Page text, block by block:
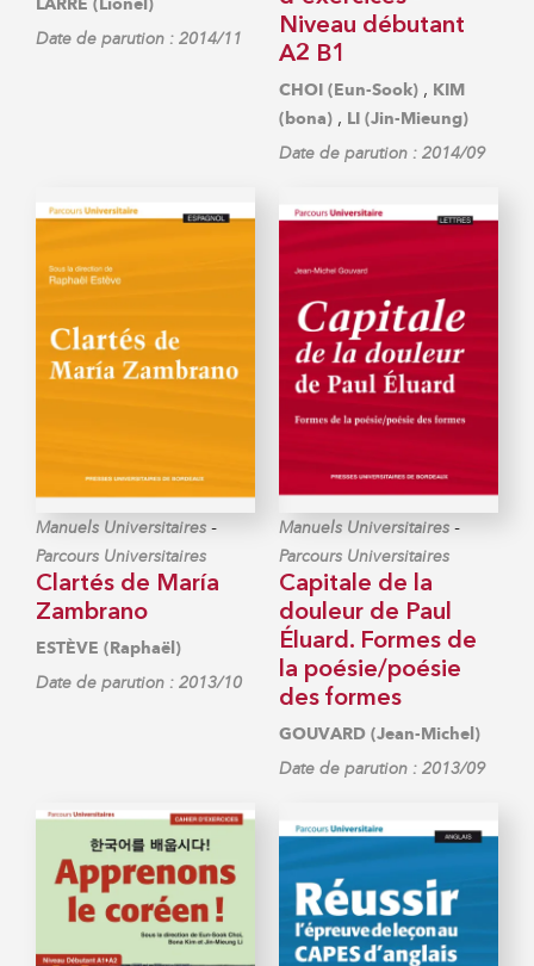
Date de parution : 2014/11
Niveau débutant
A2 B1
CHOI (Eun-Sook) , KIM
(bona) , LI (Jin-Mieung)
Date de parution : 2014/09
Manuels Universitaires -
Parcours Universitaires
Clartés de María
Zambrano
ESTÈVE (Raphaël)
Date de parution : 2013/10
Manuels Universitaires -
Parcours Universitaires
Capitale de la
douleur de Paul
Éluard. Formes de
la poésie/poésie
des formes
GOUVARD (Jean-Michel)
Date de parution : 2013/09